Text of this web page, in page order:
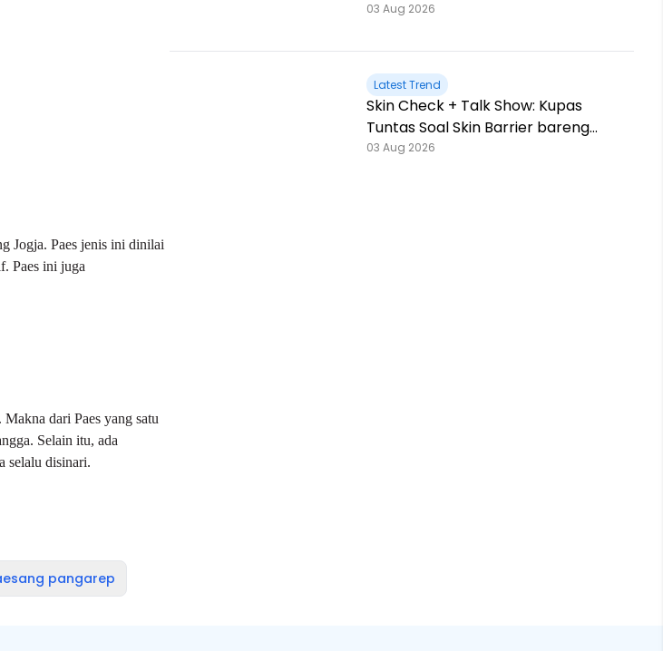
Jogja. Paes jenis ini dinilai
Paes ini juga
dari Paes yang satu
Selain itu, ada
selalu disinari.
pangarep
03 Aug 2026
Latest Trend
Skin Check + Talk Show: Kupas
Tuntas Soal Skin Barrier bareng
Pestlo dan Skintention!
03 Aug 2026